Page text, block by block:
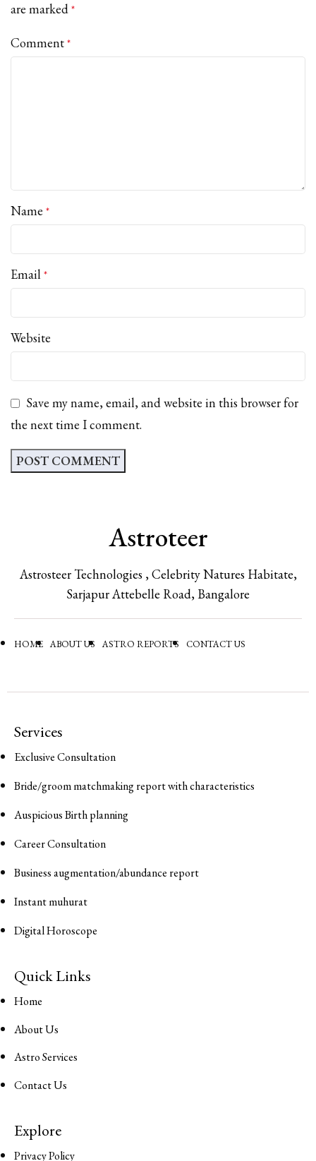
are marked*
Comment*
Name *
Email*
Website
Save my name, email, and website in this browser for
the next time I comment.
Astroteer
Astrosteer Technologies , Celebrity Natures Habitate,
Sarjapur Attebelle Road, Bangalore
HOME ABOUT US ASTRO REPORTS CONTACT US
Services
Exclusive Consultation
Bride/groom matchmaking report with characteristics
Auspicious Birth planning
Career Consultation
Business augmentation/abundance report
Instant muhurat
Digital Horoscope
Quick Links
Home
About Us
Astro Services
Contact Us
Explore
Privacy Policy